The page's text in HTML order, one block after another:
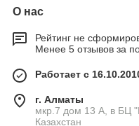
О нас
Рейтинг не
Менее 5 отзывов за
Работает с
г. Алматы
мкр.7 дом 13 А, в БЦ
Казахстан